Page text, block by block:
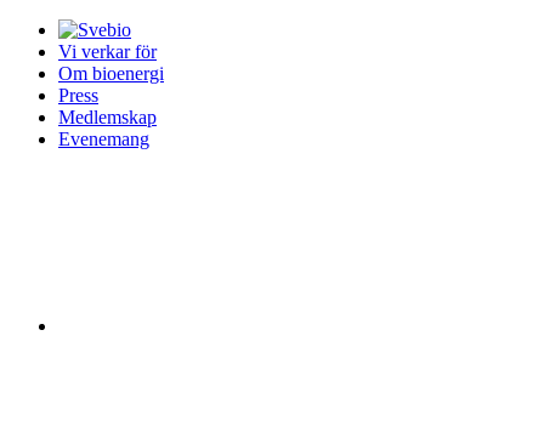
Vi verkar för
Om bioenergi
Press
Medlemskap
Evenemang